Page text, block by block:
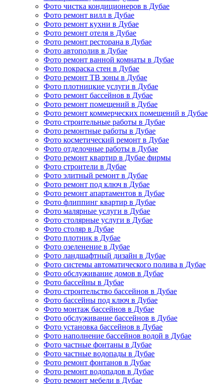
Фото чистка кондиционеров в Дубае
Фото ремонт вилл в Дубае
Фото ремонт кухни в Дубае
Фото ремонт отеля в Дубае
Фото ремонт ресторана в Дубае
Фото автополив в Дубае
Фото ремонт ванной комнаты в Дубае
Фото покраска стен в Дубае
Фото ремонт ТВ зоны в Дубае
Фото плотницкие услуги в Дубае
Фото ремонт бассейнов в Дубае
Фото ремонт помещений в Дубае
Фото ремонт коммерческих помещений в Дубае
Фото строительные работы в Дубае
Фото ремонтные работы в Дубае
Фото косметический ремонт в Дубае
Фото отделочные работы в Дубае
Фото ремонт квартир в Дубае фирмы
Фото строители в Дубае
Фото элитный ремонт в Дубае
Фото ремонт под ключ в Дубае
Фото ремонт апартаментов в Дубае
Фото флиппинг квартир в Дубае
Фото малярные услуги в Дубае
Фото столярные услуги в Дубае
Фото столяр в Дубае
Фото плотник в Дубае
Фото озеленение в Дубае
Фото ландшафтный дизайн в Дубае
Фото системы автоматического полива в Дубае
Фото обслуживание домов в Дубае
Фото бассейны в Дубае
Фото строительство бассейнов в Дубае
Фото бассейны под ключ в Дубае
Фото монтаж бассейнов в Дубае
Фото обслуживание бассейнов в Дубае
Фото установка бассейнов в Дубае
Фото наполнение бассейнов водой в Дубае
Фото частные фонтаны в Дубае
Фото частные водопады в Дубае
Фото ремонт фонтанов в Дубае
Фото ремонт водопадов в Дубае
Фото ремонт мебели в Дубае